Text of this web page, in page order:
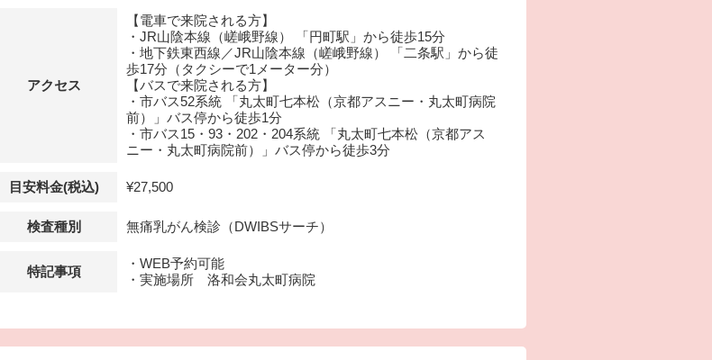
アクセス
【電車で来院される方】
・JR山陰本線（嵯峨野線） 「円町駅」から徒歩15分
・地下鉄東西線／JR山陰本線（嵯峨野線） 「二条駅」から徒
歩17分（タクシーで1メーター分）
【バスで来院される方】
・市バス52系統 「丸太町七本松（京都アスニー・丸太町病院
前）」バス停から徒歩1分
・市バス15・93・202・204系統 「丸太町七本松（京都アス
ニー・丸太町病院前）」バス停から徒歩3分
目安料金(税込) ¥27,500
検査種別 無痛乳がん検診（DWIBSサーチ）
特記事項
・WEB予約可能
・実施場所 洛和会丸太町病院